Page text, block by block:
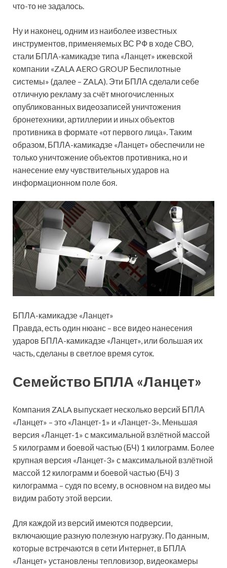
что-то не задалось.
Ну и наконец, одним из наиболее известных
инструментов, применяемых ВС РФ в ходе СВО,
стали БПЛА-камикадзе типа «Ланцет» ижевской
компании «ZALA AERO GROUP Беспилотные
системы» (далее – ZALA). Эти БПЛА сделали себе
отличную рекламу за счёт многочисленных
опубликованных видеозаписей уничтожения
бронетехники, артиллерии и иных объектов
противника в формате «от первого лица». Таким
образом, БПЛА-камикадзе «Ланцет» обеспечили не
только уничтожение объектов противника, но и
нанесение ему чувствительных ударов на
информационном поле боя.
БПЛА-камикадзе «Ланцет»
Правда, есть один нюанс – все видео нанесения
ударов БПЛА-камикадзе «Ланцет», или большая их
часть, сделаны в светлое время суток.
Семейство БПЛА «Ланцет»
Компания ZALA выпускает несколько версий БПЛА
«Ланцет» – это «Ланцет-1» и «Ланцет-3». Меньшая
версия «Ланцет-1» с максимальной взлётной массой
5 килограмм и боевой частью (БЧ) 1 килограмм. Более
крупная версия «Ланцет-3» с максимальной взлётной
массой 12 килограмм и боевой частью (БЧ) 3
килограмма – судя по всему, в основном на видео мы
видим работу этой версии.
Для каждой из версий имеются подверсии,
включающие разную полезную нагрузку. По данным,
которые встречаются в сети Интернет, в БПЛА
«Ланцет» установлены тепловизор, видеокамеры